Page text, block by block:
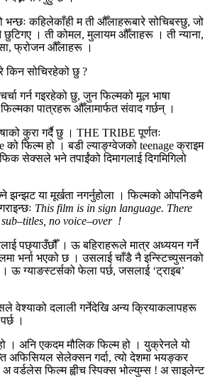
कहिलेकाँही म ती औँलाहरूबारे सोचिबस्छु, जो
छुटिगए । ती कोमल, मुलायम औँलाहरू । ती न्याना,
फ्रोजन औँलाहरू ।
किन सोचिरहेको छु ?
गर्न गइरहेको छु, जुन फिल्मको मूल भाषा
पात्रहरू औँलामार्फत संवाद गर्छन् ।
कुरा गर्दै छु । THE TRIBE पूर्णतः
फिल्म हो । बडी ल्याङ्ग्वेजको teenage क्राइम
सेक्सले भने तपाईंको दिमागलाई दिगमिगिलो
झन्झट या मूर्खता नगर्नुहोला । फिल्मको ओपनिङमै
This film is in sign language. There
no voice–over!
पछ्याउँछौँ । ऊ बहिराहरूले मात्र अध्ययन गर्ने
भर्ना भएको छ । उसलाई चाँडै नै इन्स्टिच्युसनको
। ऊ ग्याङस्टर्सको फेला पर्छ, जसलाई ‘ट्राइब’
वेश्याको दलाली गर्नेदेखि अन्य क्रियाकलापहरू
।
हो । अनि एकदम मौलिक फिल्म हो । युक्रेनले यो
अफिसियल सेलेक्सन गर्दा, त्यो देशमा भयङ्कर
अ वर्डलेस फिल्म ह्वीच स्पिक्स भोल्युम्स ! अ साइलेन्ट